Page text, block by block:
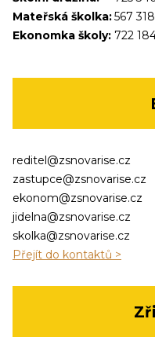
Mateřská školka:567
Ekonomka školy: 722
reditel@zsnovarise.cz
zastupce@zsnovarise.cz
ekonom@zsnovarise.cz
jidelna@zsnovarise.cz
skolka@zsnovarise.cz
Přejít do kontaktů >